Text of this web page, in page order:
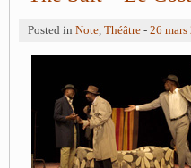
Posted in Note, Théâtre - 26 mars